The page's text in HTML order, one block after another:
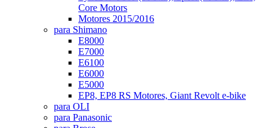
Core Motors
Motores 2015/2016
para Shimano
E8000
E7000
E6100
E6000
E5000
EP8, EP8 RS Motores, Giant Revolt e-bike
para OLI
para Panasonic